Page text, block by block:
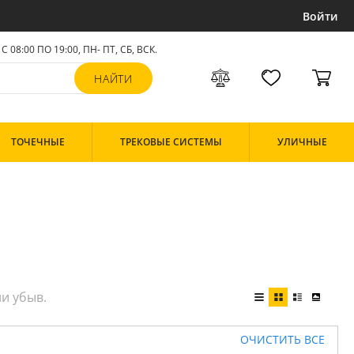
Войти
С 08:00 ПО 19:00, ПН- ПТ, СБ, ВСК.
ТОЧЕЧНЫЕ ТРЕКОВЫЕ СИСТЕМЫ УЛИЧНЫЕ
ОЧИСТИТЬ ВСЕ